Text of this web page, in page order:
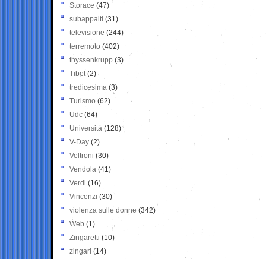
Storace (47)
subappalti (31)
televisione(244)
terremoto (402)
thyssenkrupp (3)
Tibet(2)
tredicesima (3)
Turismo (62)
Udc (64)
Università (128)
V-Day (2)
Veltroni (30)
Vendola (41)
Verdi (16)
Vincenzi (30)
violenza sulle donne (342)
Web (1)
Zingaretti (10)
zingari (14)